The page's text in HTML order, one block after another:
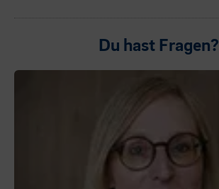
Du hast Fragen?